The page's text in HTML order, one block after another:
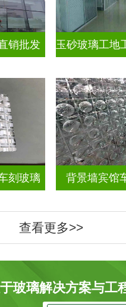
销批发
刻玻璃 背景墙宾馆
查看更多>>
玻璃解决方案与工